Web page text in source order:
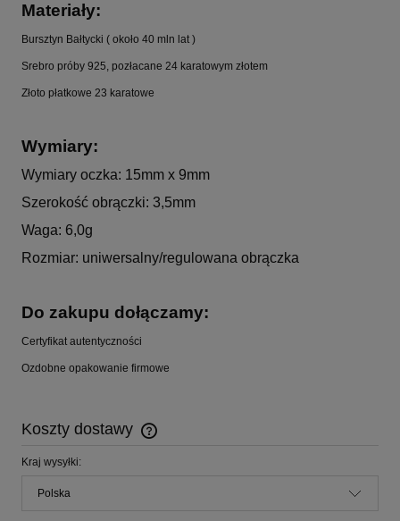
Materiały:
Bursztyn Bałtycki ( około 40 mln lat )
Srebro próby 925, pozłacane 24 karatowym złotem
Złoto płatkowe 23 karatowe
Wymiary:
Wymiary oczka: 15mm x 9mm
Szerokość obrączki: 3,5mm
Waga: 6,0g
Rozmiar: uniwersalny/regulowana obrączka
Do zakupu dołączamy:
Certyfikat autentyczności
Ozdobne opakowanie firmowe
Koszty dostawy
Cena nie zawiera ewentualnych kosztów płatności
Kraj wysyłki: